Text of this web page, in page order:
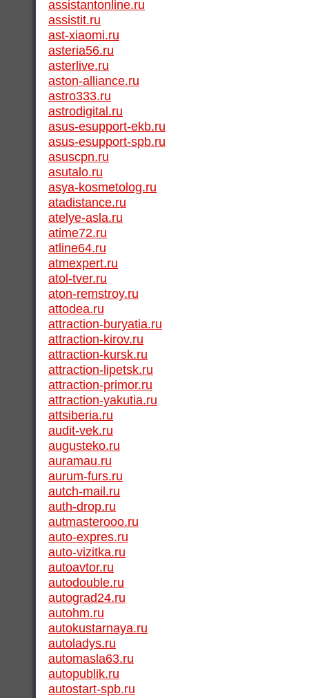
assistantonline.ru
assistit.ru
ast-xiaomi.ru
asteria56.ru
asterlive.ru
aston-alliance.ru
astro333.ru
astrodigital.ru
asus-esupport-ekb.ru
asus-esupport-spb.ru
asuscpn.ru
asutalo.ru
asya-kosmetolog.ru
atadistance.ru
atelye-asla.ru
atime72.ru
atline64.ru
atmexpert.ru
atol-tver.ru
aton-remstroy.ru
attodea.ru
attraction-buryatia.ru
attraction-kirov.ru
attraction-kursk.ru
attraction-lipetsk.ru
attraction-primor.ru
attraction-yakutia.ru
attsiberia.ru
audit-vek.ru
augusteko.ru
auramau.ru
aurum-furs.ru
autch-mail.ru
auth-drop.ru
autmasterooo.ru
auto-expres.ru
auto-vizitka.ru
autoavtor.ru
autodouble.ru
autograd24.ru
autohm.ru
autokustarnaya.ru
autoladys.ru
automasla63.ru
autopublik.ru
autostart-spb.ru